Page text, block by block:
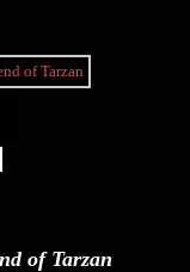
of Tarzan